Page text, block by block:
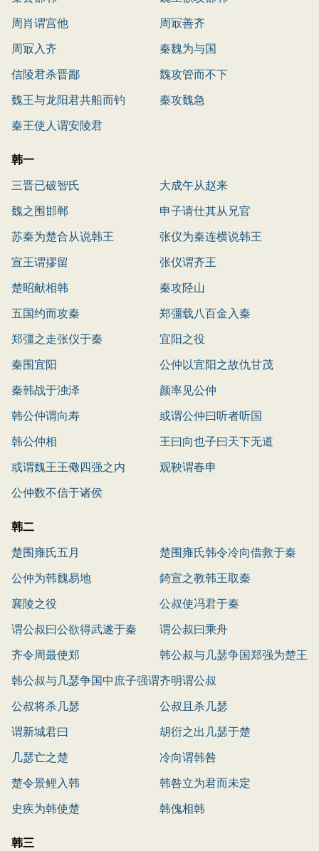
周肖谓宫他
周冣善齐
周冣入齐
秦魏为与国
信陵君杀晋鄙
魏攻管而不下
魏王与龙阳君共船而钓
秦攻魏急
秦王使人谓安陵君
韩一
三晋已破智氏
大成午从赵来
魏之围邯郸
申子请仕其从兄官
苏秦为楚合从说韩王
张仪为秦连横说韩王
宣王谓摎留
张仪谓齐王
楚昭献相韩
秦攻陉山
五国约而攻秦
郑彊载八百金入秦
郑彊之走张仪于秦
宜阳之役
秦围宜阳
公仲以宜阳之故仇甘茂
秦韩战于浊泽
颜率见公仲
韩公仲谓向寿
或谓公仲曰听者听国
韩公仲相
王曰向也子曰天下无道
或谓魏王王儆四强之内
观鞅谓春申
公仲数不信于诸侯
韩二
楚围雍氏五月
楚围雍氏韩令冷向借救于秦
公仲为韩魏易地
錡宣之教韩王取秦
襄陵之役
公叔使冯君于秦
谓公叔曰公欲得武遂于秦
谓公叔曰乘舟
齐令周最使郑
韩公叔与几瑟争国郑强为楚王
使于韩
韩公叔与几瑟争国中庶子强谓
太子
齐明谓公叔
公叔将杀几瑟
公叔且杀几瑟
谓新城君曰
胡衍之出几瑟于楚
几瑟亡之楚
冷向谓韩咎
楚令景鲤入韩
韩咎立为君而未定
史疾为韩使楚
韩傀相韩
韩三